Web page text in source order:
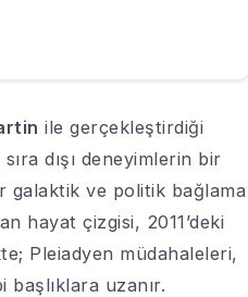
ile gerçekleştirdiği
dışı deneyimlerin bir
galaktik ve politik bağlama
hayat çizgisi, 2011’deki
Pleiadyen müdahaleleri,
başlıklara uzanır.